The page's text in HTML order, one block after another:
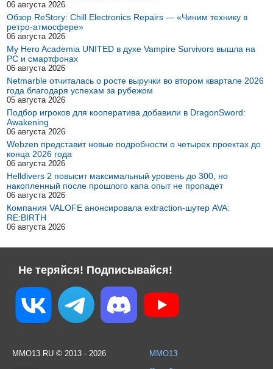
06 августа 2026
Обзор ReStory: Chill Electronics Repairs — «Чиним технику в
ретро-атмосфере»
06 августа 2026
My Hero Academia UNITED в духе Vampire Survivors вышла на
PC и смартфонах
06 августа 2026
Netmarble отчиталась о росте выручки во втором квартале 2026
года благодаря успехам за рубежом
05 августа 2026
Подбор игроков для кооператива добавили в DragonSword:
Awakening
06 августа 2026
Webzen представит новые подробности о четырех проектах до
конца 2026 года
06 августа 2026
Helldivers 2 повысит максимальный уровень до 300, но
накопленный после прошлого капа опыт не пропадет
06 августа 2026
Компания VALOFE анонсировала extraction-шутер AVA:
RE:BIRTH
06 августа 2026
Не теряйся! Подписывайся!
MMO13.RU © 2013 - 2026
MMO13